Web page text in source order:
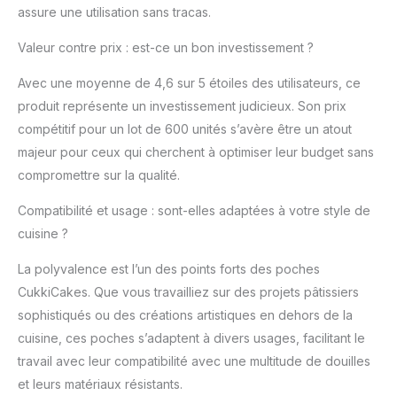
qualité (PEBD) pour
résistance aux fissures
la déformation, en
gardant sa grande
flexibilité et en
minimisant de 90% la
probabilité de rupture
SANS BPA - Fabriqué
sans BPA (sans
toxines). Peut être
utilisé sans danger
avec les aliments.
DISTRIBUTION -
assure une utilisation sans tracas.
Valeur contre prix : est-ce un bon investissement ?
Avec une moyenne de 4,6 sur 5 étoiles des utilisateurs, ce
produit représente un investissement judicieux. Son prix
compétitif pour un lot de 600 unités s’avère être un atout
majeur pour ceux qui cherchent à optimiser leur budget sans
compromettre sur la qualité.
Compatibilité et usage : sont-elles adaptées à votre style de
cuisine ?
La polyvalence est l’un des points forts des poches
CukkiCakes. Que vous travailliez sur des projets pâtissiers
sophistiqués ou des créations artistiques en dehors de la
cuisine, ces poches s’adaptent à divers usages, facilitant le
travail avec leur compatibilité avec une multitude de douilles
et leurs matériaux résistants.